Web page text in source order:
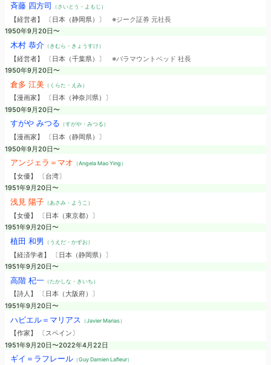
斉藤 四方司 （さいとう・よもじ）
【経営者】 〔日本（静岡県）〕 ※ジーク証券 元社長
1950年9月20日〜
木村 恭介（きむら・きょうすけ）
【経営者】 〔日本（千葉県）〕 ※パラマウントベッド 社長
1950年9月20日〜
倉多 江美（くらた・えみ）
【漫画家】 〔日本（神奈川県）〕
1950年9月20日〜
すがや みつる （すがや・みつる）
【漫画家】 〔日本（静岡県）〕
1950年9月20日〜
アンジェラ＝マオ （Angela Mao Ying）
【女優】 〔台湾〕
1951年9月20日〜
浅見 陽子（あさみ・ようこ）
【女優】 〔日本（東京都）〕
1951年9月20日〜
植田 和男 （うえだ・かずお）
【経済学者】 〔日本（静岡県）〕
1951年9月20日〜
高階 杞一（たかしな・きいち）
【詩人】 〔日本（大阪府）〕
1951年9月20日〜
ハビエル＝マリアス （Javier Marias）
【作家】 〔スペイン〕
1951年9月20日〜2022年4月22日
ギイ＝ラフレール（Guy Damien Lafleur）